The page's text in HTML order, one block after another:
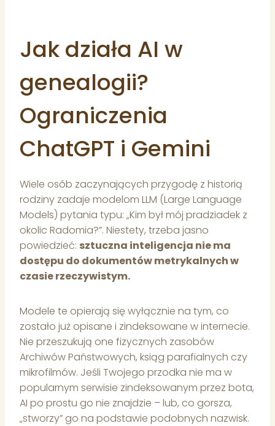
Jak działa AI w
genealogii?
Ograniczenia
ChatGPT i Gemini
Wiele osób zaczynających przygodę z historią
rodziny zadaje modelom LLM (Large Language
Models) pytania typu: „Kim był mój pradziadek z
okolic Radomia?”. Niestety, trzeba jasno
powiedzieć: sztuczna inteligencja nie ma
dostępu do dokumentów metrykalnych w
czasie rzeczywistym.
Modele te opierają się wyłącznie na tym, co
zostało już opisane i zindeksowane w internecie.
Nie przeszukują one fizycznych zasobów
Archiwów Państwowych, ksiąg parafialnych czy
mikrofilmów. Jeśli Twojego przodka nie ma w
popularnym serwisie zindeksowanym przez bota,
AI po prostu go nie znajdzie – lub, co gorsza,
„stworzy” go na podstawie podobnych nazwisk.